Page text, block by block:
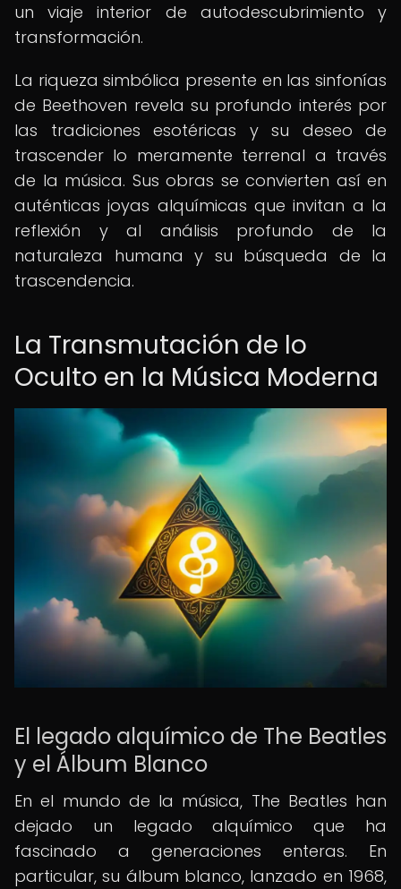
un viaje interior de autodescubrimiento y
transformación.
La riqueza simbólica presente en las sinfonías
de Beethoven revela su profundo interés por
las tradiciones esotéricas y su deseo de
trascender lo meramente terrenal a través
de la música. Sus obras se convierten así en
auténticas joyas alquímicas que invitan a la
reflexión y al análisis profundo de la
naturaleza humana y su búsqueda de la
trascendencia.
La Transmutación de lo
Oculto en la Música Moderna
El legado alquímico de The Beatles
y el Álbum Blanco
En el mundo de la música, The Beatles han
dejado un legado alquímico que ha
fascinado a generaciones enteras. En
particular, su álbum blanco, lanzado en 1968,